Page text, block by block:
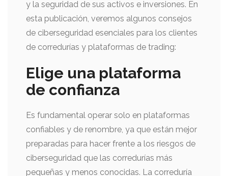
y la seguridad de sus activos e inversiones. En
esta publicación, veremos algunos consejos
de ciberseguridad esenciales para los clientes
de corredurías y plataformas de trading:
Elige una plataforma
de confianza
Es fundamental operar solo en plataformas
confiables y de renombre, ya que están mejor
preparadas para hacer frente a los riesgos de
ciberseguridad que las corredurías más
pequeñas y menos conocidas. La correduría